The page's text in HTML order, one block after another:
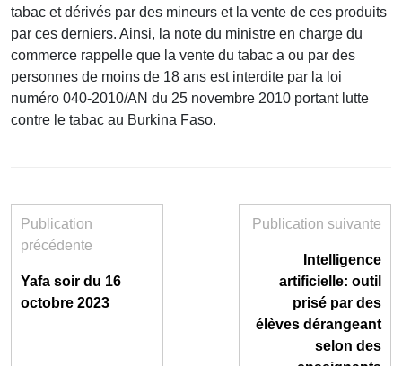
tabac et dérivés par des mineurs et la vente de ces produits
par ces derniers. Ainsi, la note du ministre en charge du
commerce rappelle que la vente du tabac a ou par des
personnes de moins de 18 ans est interdite par la loi
numéro 040-2010/AN du 25 novembre 2010 portant lutte
contre le tabac au Burkina Faso.
Publication
précédente
Yafa soir du 16
octobre 2023
Publication suivante
Intelligence
artificielle: outil
prisé par des
élèves dérangeant
selon des